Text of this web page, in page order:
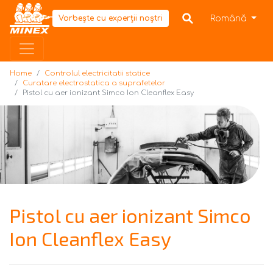
Home
Vorbește cu experții noștri Română
Home
Controlul electricitatii statice
Curatare electrostatica a suprafetelor
Pistol cu aer ionizant Simco Ion Cleanflex Easy
Pistol cu aer ionizant Simco
Ion Cleanflex Easy